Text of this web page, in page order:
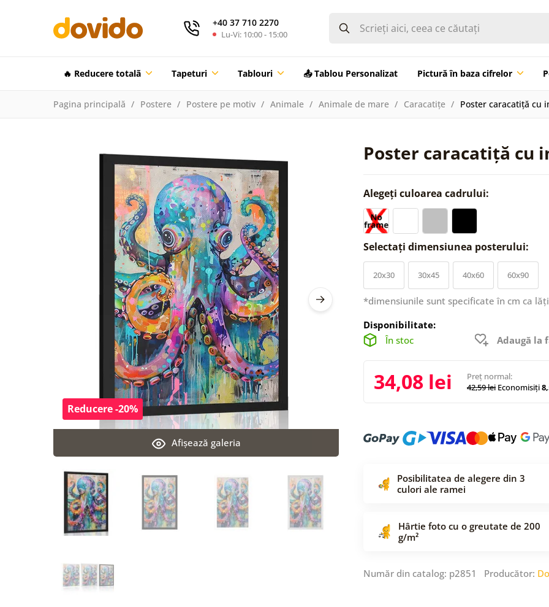
+40 37 710 2270
Lu-Vi: 10:00 - 15:00
🔥 Reducere totalã Tapeturi Tablouri 📤 Tablou Personalizat Pictură în baza cifrelor
Pagina principală Postere Postere pe motiv Animale Animale de mare Caracatițe Poster caracatiță cu
Poster caracatiță
Afişează galeria
Reducere -20%
Alegeți culoarea cadrului:
Selectați dimensiunea posterului:
20x30 30x45 40x60 60x90
*dimensiunile sunt specificate în cm ca
Disponibilitate:
În stoc
Adaugă la
34,08 lei
Preț normal:
42,59 lei Economisiți
Posibilitatea de alegere din 3
culori ale ramei
Hârtie foto cu o greutate de 200
g/m²
Număr din catalog: p2851 Producător: